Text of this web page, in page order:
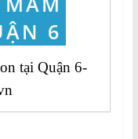
tại Quận 6-